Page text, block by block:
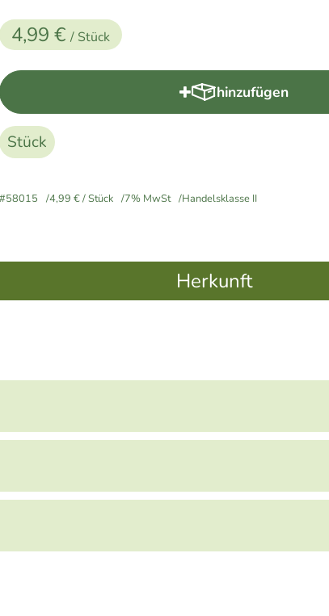
4,99 € / Stück
hinzufügen
Produkt zum
Stück
#58015 4,99 €/ Stück 7% MwSt Handelsklasse II
Herkunft